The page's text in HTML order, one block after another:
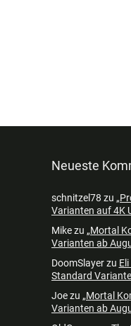
Neueste
schnitzel78 zu
Varianten auf 4K
Mikezu „Mortal
Varianten ab
DoomSlayerzu
Standard
Joezu „Mortal
Varianten ab